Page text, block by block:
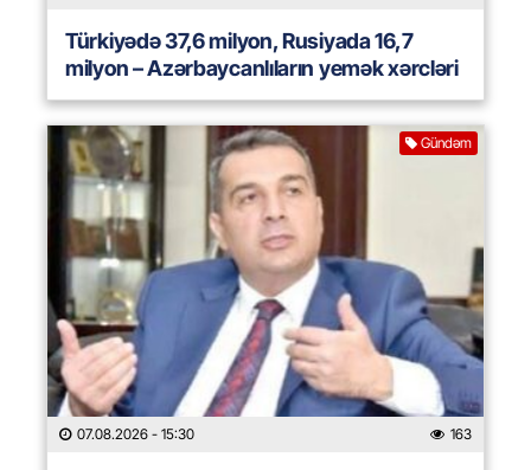
Türkiyədə 37,6 milyon, Rusiyada 16,7
milyon – Azərbaycanlıların yemək xərcləri
Gündəm
07.08.2026 - 15:30 163